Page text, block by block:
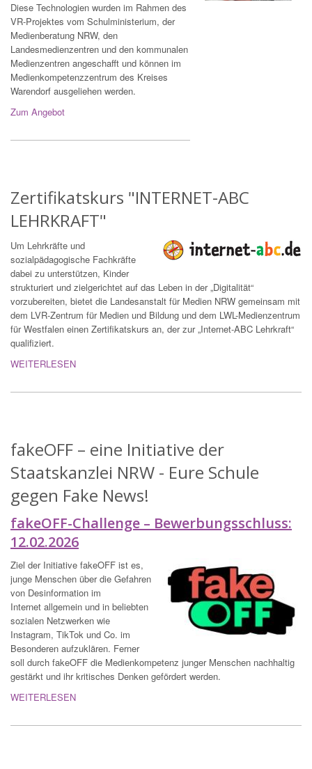
Diese Technologien wurden im Rahmen des
VR-Projektes vom Schulministerium, der
Medienberatung NRW, den
Landesmedienzentren und den kommunalen
Medienzentren angeschafft und können im
Medienkompetenzzentrum des Kreises
Warendorf ausgeliehen werden.
Zum Angebot
Zertifikatskurs "INTERNET-ABC
LEHRKRAFT"
Um Lehrkräfte und
sozialpädagogische Fachkräfte
dabei zu unterstützen, Kinder
strukturiert und zielgerichtet auf das Leben in der „Digitalität“
vorzubereiten, bietet die Landesanstalt für Medien NRW gemeinsam mit
dem LVR-Zentrum für Medien und Bildung und dem LWL-Medienzentrum
für Westfalen einen Zertifikatskurs an, der zur „Internet-ABC Lehrkraft“
qualifiziert.
WEITERLESEN
fakeOFF – eine Initiative der
Staatskanzlei NRW - Eure Schule
gegen Fake News!
fakeOFF-Challenge – Bewerbungsschluss:
12.02.2026
Ziel der Initiative fakeOFF ist es,
junge Menschen über die Gefahren
von Desinformation im
Internet allgemein und in beliebten
sozialen Netzwerken wie
Instagram, TikTok und Co. im
Besonderen aufzuklären. Ferner
soll durch fakeOFF die Medienkompetenz junger Menschen nachhaltig
gestärkt und ihr kritisches Denken gefördert werden.
WEITERLESEN